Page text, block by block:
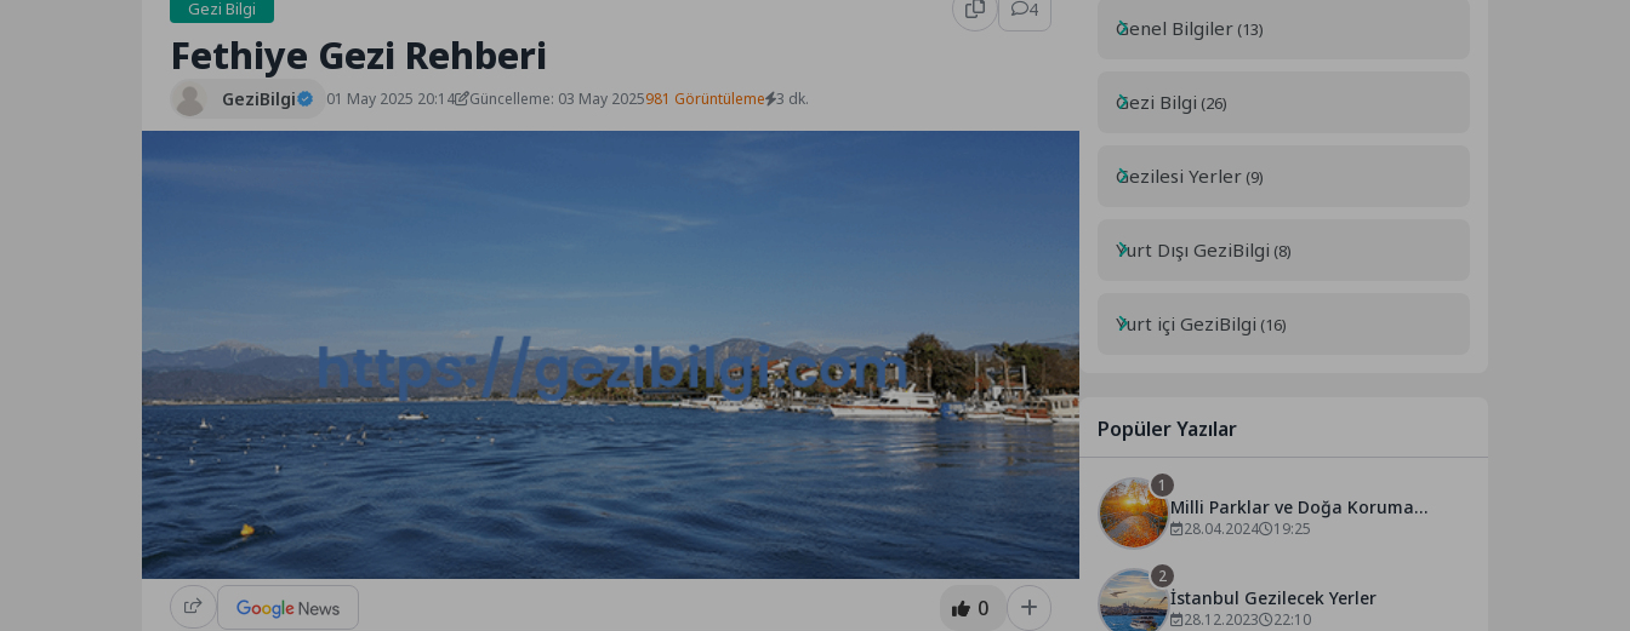
Gezi Bilgi 4
Fethiye Gezi Rehberi
GeziBilgi 01 May 2025 20:14 Güncelleme: 03 May 2025981 Görüntüleme 3 dk.
0
Genel Bilgiler (13)
Gezi Bilgi (26)
Gezilesi Yerler (9)
Yurt Dışı GeziBilgi (8)
Yurt içi GeziBilgi (16)
Popüler Yazılar
1
Milli Parklar ve Doğa Koruma
Alanları
28.04.2024 19:25
2
İstanbul Gezilecek Yerler
28.12.2023 22:10